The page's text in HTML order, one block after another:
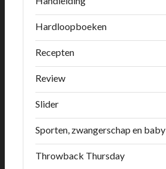
Hardloopboeken
Recepten
Review
Slider
Sporten, zwangerschap en baby
Throwback Thursday